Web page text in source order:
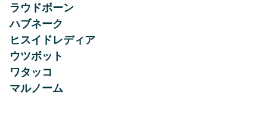
ラウドボーン
ハブネーク
ヒスイドレディア
ウツボット
ワタッコ
マルノーム